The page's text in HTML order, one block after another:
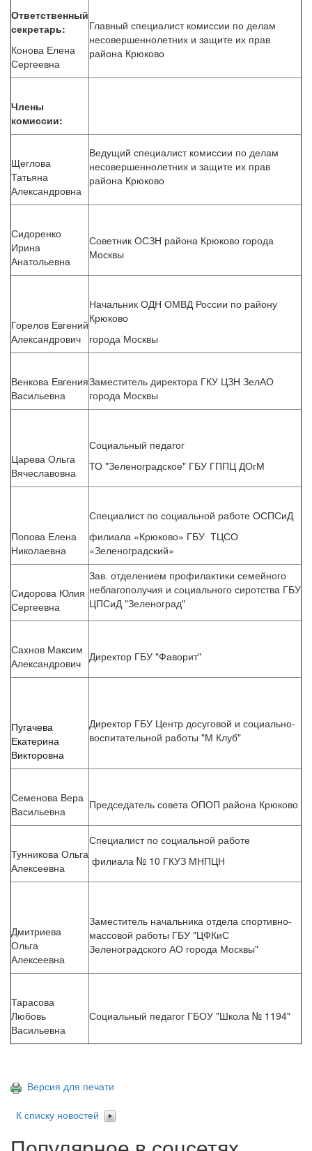
Ответственный
секретарь:
Конова Елена
Сергеевна
Главный специалист комиссии по делам
несовершеннолетних и защите их прав
района Крюково
Члены
комиссии:
Щеглова
Татьяна
Александровна
Ведущий специалист комиссии по делам
несовершеннолетних и защите их прав
района Крюково
Сидоренко
Ирина
Анатольевна
Советник ОСЗН района Крюково города
Москвы
Горелов Евгений
Александрович
Начальник ОДН ОМВД России по району
Крюково
города Москвы
Венкова Евгения
Васильевна
Заместитель директора ГКУ ЦЗН ЗелАО
города Москвы
Царева Ольга
Вячеславовна
Социальный педагог
ТО "Зеленоградское" ГБУ ГППЦ ДОгМ
Попова Елена
Николаевна
Специалист по социальной работе ОСПСиД
филиала «Крюково» ГБУ ТЦСО
«Зеленоградский»
Сидорова Юлия
Сергеевна
Зав. отделением профилактики семейного
неблагополучия и социального сиротства ГБУ
ЦПСиД "Зеленоград"
Сахнов Максим
Александрович Директор ГБУ "Фаворит"
Пугачева
Екатерина
Викторовна
Директор ГБУ Центр досуговой и социально-
воспитательной работы "М Клуб"
Семенова Вера
Васильевна
Председатель совета ОПОП района Крюково
Тунникова Ольга
Алексеевна
Специалист по социальной работе
филиала № 10 ГКУЗ МНПЦН
Дмитриева
Ольга
Алексеевна
Заместитель начальника отдела спортивно-
массовой работы ГБУ "ЦФКиС
Зеленоградского АО города Москвы"
Тарасова
Любовь
Васильевна
Социальный педагог ГБОУ "Школа № 1194"
Версия для печати
К списку новостей